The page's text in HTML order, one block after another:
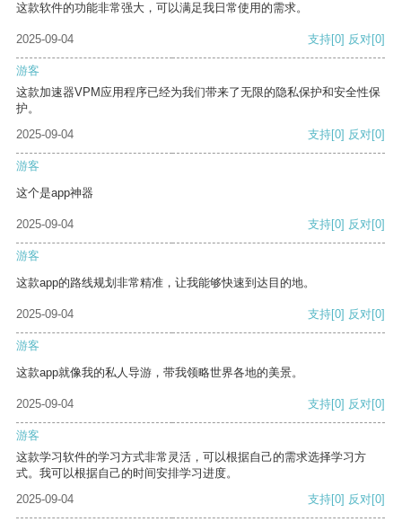
这款软件的功能非常强大，可以满足我日常使用的需求。
2025-09-04 支持[0] 反对[0]
游客
这款加速器VPM应用程序已经为我们带来了无限的隐私保护和安全性保
护。
2025-09-04
支持[0] 反对[0]
游客
这个是app神器
2025-09-04 支持[0] 反对[0]
游客
这款app的路线规划非常精准，让我能够快速到达目的地。
2025-09-04 支持[0] 反对[0]
游客
这款app就像我的私人导游，带我领略世界各地的美景。
2025-09-04 支持[0] 反对[0]
游客
这款学习软件的学习方式非常灵活，可以根据自己的需求选择学习方
式。我可以根据自己的时间安排学习进度。
2025-09-04
支持[0] 反对[0]